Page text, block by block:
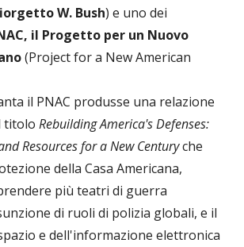
W. Bush) e uno dei
il Progetto per un Nuovo
(Project for a New American
il PNAC produsse una relazione
titolo Rebuilding America's Defenses:
Resources for a New Centuryche
della Casa Americana,
più teatri di guerra
di ruoli di polizia globali, e il
e dell'informazione elettronica